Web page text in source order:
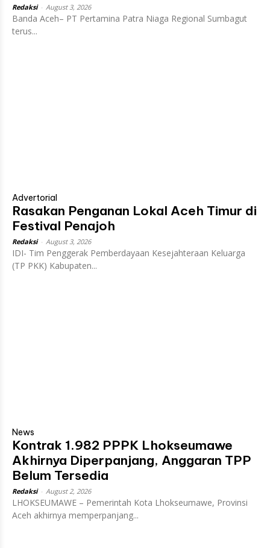
Redaksi August 3, 2026
Banda Aceh– PT Pertamina Patra Niaga Regional Sumbagut
terus...
Advertorial
Rasakan Penganan Lokal Aceh Timur di
Festival Penajoh
Redaksi August 3, 2026
IDI- Tim Penggerak Pemberdayaan Kesejahteraan Keluarga
(TP PKK) Kabupaten...
News
Kontrak 1.982 PPPK Lhokseumawe
Akhirnya Diperpanjang, Anggaran TPP
Belum Tersedia
Redaksi August 2, 2026
LHOKSEUMAWE – Pemerintah Kota Lhokseumawe, Provinsi
Aceh akhirnya memperpanjang...